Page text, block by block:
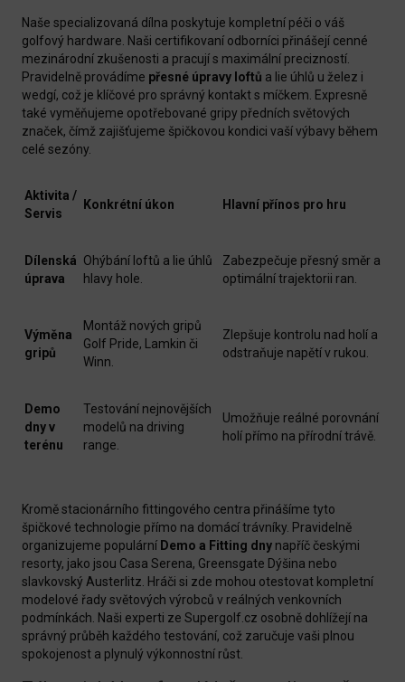
Naše specializovaná dílna poskytuje kompletní péči o váš
golfový hardware. Naši certifikovaní odborníci přinášejí cenné
mezinárodní zkušenosti a pracují s maximální precizností.
Pravidelně provádíme přesné úpravy loftů a lie úhlů u želez i
wedgí, což je klíčové pro správný kontakt s míčkem. Expresně
také vyměňujeme opotřebované gripy předních světových
značek, čímž zajišťujeme špičkovou kondici vaší výbavy během
celé sezóny.
Aktivita /
Servis
Konkrétní úkon Hlavní přínos pro hru
Dílenská
úprava
Ohýbání loftů a lie úhlů
hlavy hole.
Zabezpečuje přesný směr a
optimální trajektorii ran.
Výměna
gripů
Montáž nových gripů
Golf Pride, Lamkin či
Winn.
Zlepšuje kontrolu nad holí a
odstraňuje napětí v rukou.
Demo
dny v
terénu
Testování nejnovějších
modelů na driving
range.
Umožňuje reálné porovnání
holí přímo na přírodní trávě.
Kromě stacionárního fittingového centra přinášíme tyto
špičkové technologie přímo na domácí trávníky. Pravidelně
organizujeme populární Demo a Fitting dny napříč českými
resorty, jako jsou Casa Serena, Greensgate Dýšina nebo
slavkovský Austerlitz. Hráči si zde mohou otestovat kompletní
modelové řady světových výrobců v reálných venkovních
podmínkách. Naši experti ze Supergolf.cz osobně dohlížejí na
správný průběh každého testování, což zaručuje vaši plnou
spokojenost a plynulý výkonnostní růst.